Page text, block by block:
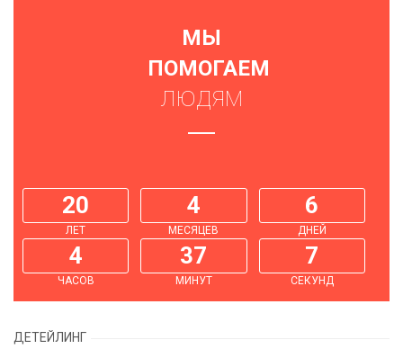
МЫ
ПОМОГАЕМ
ЛЮДЯМ
20
ЛЕТ
4
МЕСЯЦЕВ
6
ДНЕЙ
4
ЧАСОВ
37
МИНУТ
7
СЕКУНД
ДЕТЕЙЛИНГ